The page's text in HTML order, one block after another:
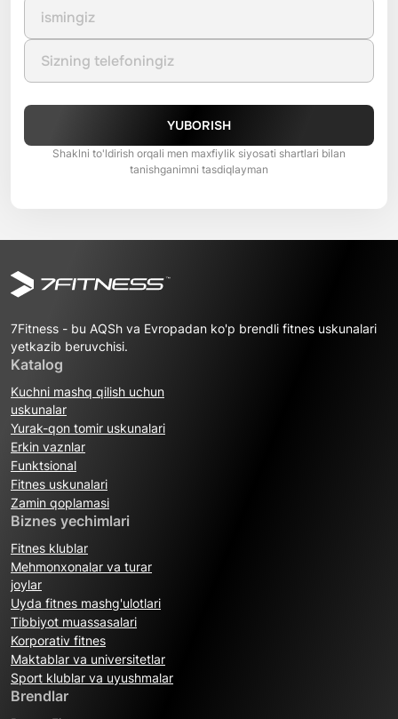
YUBORISH
Shaklni to'ldirish orqali men maxfiylik siyosati shartlari bilan
tanishganimni tasdiqlayman
7Fitness - bu AQSh va Evropadan ko'p brendli fitnes uskunalari
yetkazib beruvchisi.
Katalog
Kuchni mashq qilish uchun
uskunalar
Yurak-qon tomir uskunalari
Erkin vaznlar
Funktsional
Fitnes uskunalari
Zamin qoplamasi
Biznes yechimlari
Fitnes klublar
Mehmonxonalar va turar
joylar
Uyda fitnes mashg'ulotlari
Tibbiyot muassasalari
Korporativ fitnes
Maktablar va universitetlar
Sport klublar va uyushmalar
Brendlar